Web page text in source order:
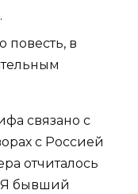
повесть, в
связано с
с Россией
отчиталось
Я бывший